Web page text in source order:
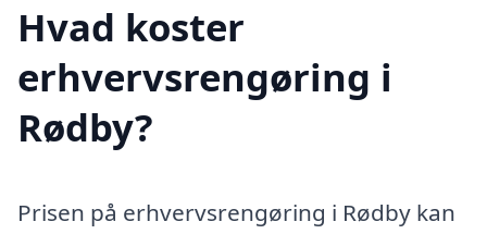
Hvad koster
erhvervsrengøring i
Rødby?
Prisen på erhvervsrengøring i Rødby kan